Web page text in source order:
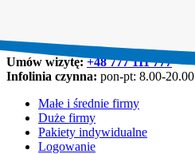
Umów wizytę:+48 777 111 777
Infolinia czynna: pon-pt: 8.00-20.00
Małe i średnie firmy
Duże firmy
Pakiety indywidualne
Logowanie